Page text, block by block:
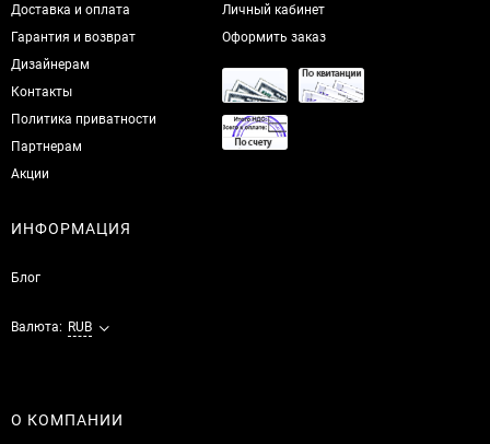
Доставка и оплата
Гарантия и возврат
Дизайнерам
Контакты
Политика приватности
Партнерам
Акции
Личный кабинет
Оформить заказ
ИНФОРМАЦИЯ
Блог
Валюта: RUB
О КОМПАНИИ